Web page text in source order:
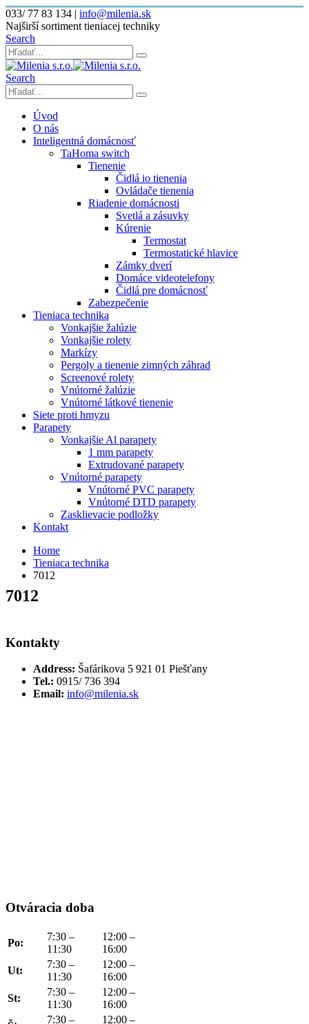
033/ 77 83 134 | info@milenia.sk
Najširší sortiment tieniacej techniky
Search
Search
Úvod
O nás
Inteligentná domácnosť
TaHoma switch
Tienenie
Čidlá io tienenia
Ovládače tienenia
Riadenie domácnosti
Svetlá a zásuvky
Kúrenie
Termostat
Termostatické hlavice
Zámky dverí
Domáce videotelefony
Čidlá pre domácnosť
Zabezpečenie
Tieniaca technika
Vonkajšie žalúzie
Vonkajšie rolety
Markízy
Pergoly a tienenie zimných záhrad
Screenové rolety
Vnútorné žalúzie
Vnútorné látkové tienenie
Siete proti hmyzu
Parapety
Vonkajšie Al parapety
1 mm parapety
Extrudované parapety
Vnútorné parapety
Vnútorné PVC parapety
Vnútorné DTD parapety
Zasklievacie podložky
Kontakt
Home
Tieniaca technika
7012
7012
Kontakty
Address: Šafárikova 5 921 01 Piešťany
Tel.: 0915/ 736 394
Email: info@milenia.sk
Otváracia doba
Po:
7:30 –
11:30
12:00 –
16:00
Ut:
7:30 –
11:30
12:00 –
16:00
St:
7:30 –
11:30
12:00 –
16:00
7:30 –
12:00 –